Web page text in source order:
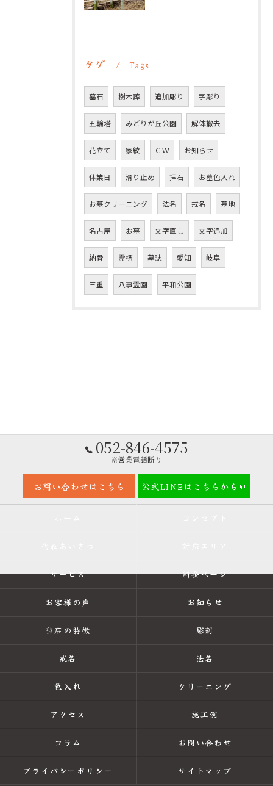
タグ Tags
墓石 樹木葬 追加彫り 字彫り
五輪塔 みどりが丘公園 解体撤去
花立て 家紋 ＧＷ お知らせ
休業日 滑り止め 拝石 お墓色入れ
お墓クリーニング 法名 戒名 墓地
名古屋 お墓 文字直し 文字追加
納骨 霊標 墓誌 愛知 岐阜
三重 八事霊園 平和公園
052-846-4575
※営業電話断り
お問い合わせはこちら 公式LINEはこちらから
サービス 料金ページ
お客様の声 お知らせ
当店の特徴 彫刻
戒名 法名
色入れ クリーニング
アクセス 施工例
コラム お問い合わせ
プライバシーポリシー サイトマップ